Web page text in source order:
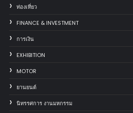
ท่องเที่ยว
FINANCE & INVESTMENT
การเงิน
EXHIBITION
MOTOR
‎ยานยนต์‎
นิทรรศการ งานมหกรรม